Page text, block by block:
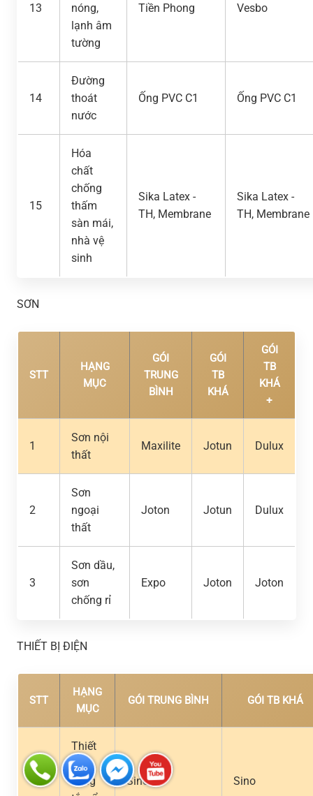
13
nóng,
lạnh âm
tường
Tiền Phong Vesbo
14
Đường
thoát
nước
Ống PVC C1 Ống PVC C1
15
Hóa
chất
chống
thấm
sàn mái,
nhà vệ
sinh
Sika Latex -
TH, Membrane
Sika Latex -
TH, Membrane
SƠN
STT
HẠNG
MỤC
GÓI
TRUNG
BÌNH
GÓI
TB
KHÁ
GÓI
TB
KHÁ
+
1
Sơn nội
thất
Maxilite Jotun Dulux
2
Sơn
ngoại
thất
Joton Jotun Dulux
3
Sơn dầu,
sơn
chống rỉ
Expo Joton Joton
THIẾT BỊ ĐIỆN
STT
HẠNG
MỤC
GÓI TRUNG BÌNH GÓI TB KHÁ
1
Thiết
bị
công
Sino Sino